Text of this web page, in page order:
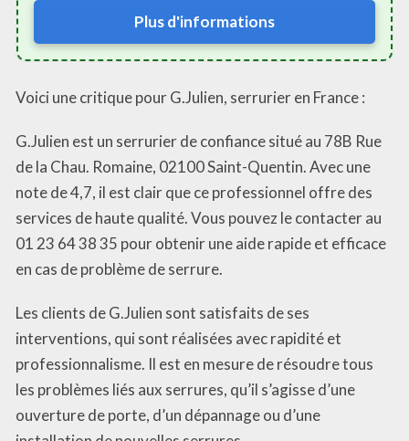
Plus d'informations
Voici une critique pour G.Julien, serrurier en France :
G.Julien est un serrurier de confiance situé au 78B Rue
de la Chau. Romaine, 02100 Saint-Quentin. Avec une
note de 4,7, il est clair que ce professionnel offre des
services de haute qualité. Vous pouvez le contacter au
01 23 64 38 35 pour obtenir une aide rapide et efficace
en cas de problème de serrure.
Les clients de G.Julien sont satisfaits de ses
interventions, qui sont réalisées avec rapidité et
professionnalisme. Il est en mesure de résoudre tous
les problèmes liés aux serrures, qu’il s’agisse d’une
ouverture de porte, d’un dépannage ou d’une